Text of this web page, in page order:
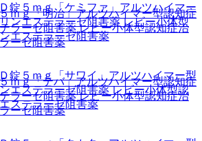
錠５ｍｇ「ケミファ」 アルツハイマー
ンエステラーゼ阻害薬 レビー小体型
エステラーゼ阻害薬
錠５ｍｇ「サワイ」アルツハイマー型
エステラーゼ阻害薬 レビー小体型認
ステラーゼ阻害薬
ｍｇ「明治」アルツハイマー型認知症
ラーゼ阻害薬 レビー小体型認知症治
ーゼ阻害薬
ｍｇ「テバ」アルツハイマー型認知症
ラーゼ阻害薬 レビー小体型認知症治
ーゼ阻害薬